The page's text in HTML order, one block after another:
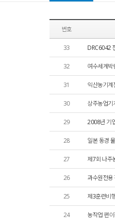
번호
33 DRC6042
32 여수세계박
31 익산농기계
30 상주농업기
29 2008년 기
28 일본 동경
27 제7회 나주
26 과수원전용
25 제3훈련비
24 농작업 편